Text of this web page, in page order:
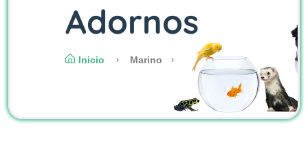
Adornos
Inicio Marino